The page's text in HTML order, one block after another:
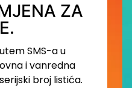
ZA
SMS-a u
i vanredna
broj listića.